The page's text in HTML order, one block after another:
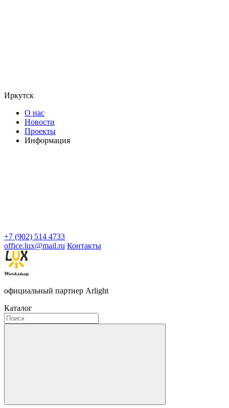
Иркутск
О нас
Новости
Проекты
Информация
+7 (902) 514 4733
office.lux@mail.ru Контакты
официальный партнер Arlight
Каталог